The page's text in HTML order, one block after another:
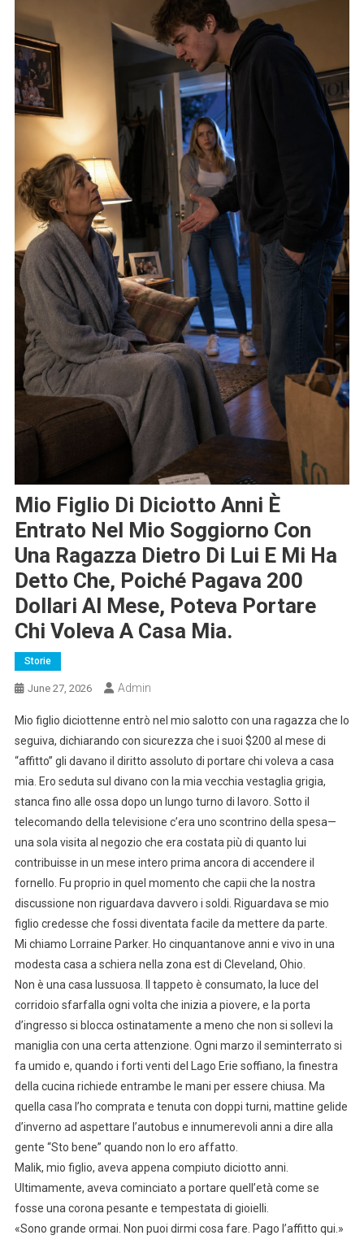
Mio Figlio Di Diciotto Anni È
Entrato Nel Mio Soggiorno Con
Una Ragazza Dietro Di Lui E Mi Ha
Detto Che, Poiché Pagava 200
Dollari Al Mese, Poteva Portare
Chi Voleva A Casa Mia.
Storie
June 27, 2026 Admin
Mio figlio diciottenne entrò nel mio salotto con una ragazza che lo
seguiva, dichiarando con sicurezza che i suoi $200 al mese di
“affitto” gli davano il diritto assoluto di portare chi voleva a casa
mia. Ero seduta sul divano con la mia vecchia vestaglia grigia,
stanca fino alle ossa dopo un lungo turno di lavoro. Sotto il
telecomando della televisione c’era uno scontrino della spesa—
una sola visita al negozio che era costata più di quanto lui
contribuisse in un mese intero prima ancora di accendere il
fornello. Fu proprio in quel momento che capii che la nostra
discussione non riguardava davvero i soldi. Riguardava se mio
figlio credesse che fossi diventata facile da mettere da parte.
Mi chiamo Lorraine Parker. Ho cinquantanove anni e vivo in una
modesta casa a schiera nella zona est di Cleveland, Ohio.
Non è una casa lussuosa. Il tappeto è consumato, la luce del
corridoio sfarfalla ogni volta che inizia a piovere, e la porta
d’ingresso si blocca ostinatamente a meno che non si sollevi la
maniglia con una certa attenzione. Ogni marzo il seminterrato si
fa umido e, quando i forti venti del Lago Erie soffiano, la finestra
della cucina richiede entrambe le mani per essere chiusa. Ma
quella casa l’ho comprata e tenuta con doppi turni, mattine gelide
d’inverno ad aspettare l’autobus e innumerevoli anni a dire alla
gente “Sto bene” quando non lo ero affatto.
Malik, mio figlio, aveva appena compiuto diciotto anni.
Ultimamente, aveva cominciato a portare quell’età come se
fosse una corona pesante e tempestata di gioielli.
«Sono grande ormai. Non puoi dirmi cosa fare. Pago l’affitto qui.»